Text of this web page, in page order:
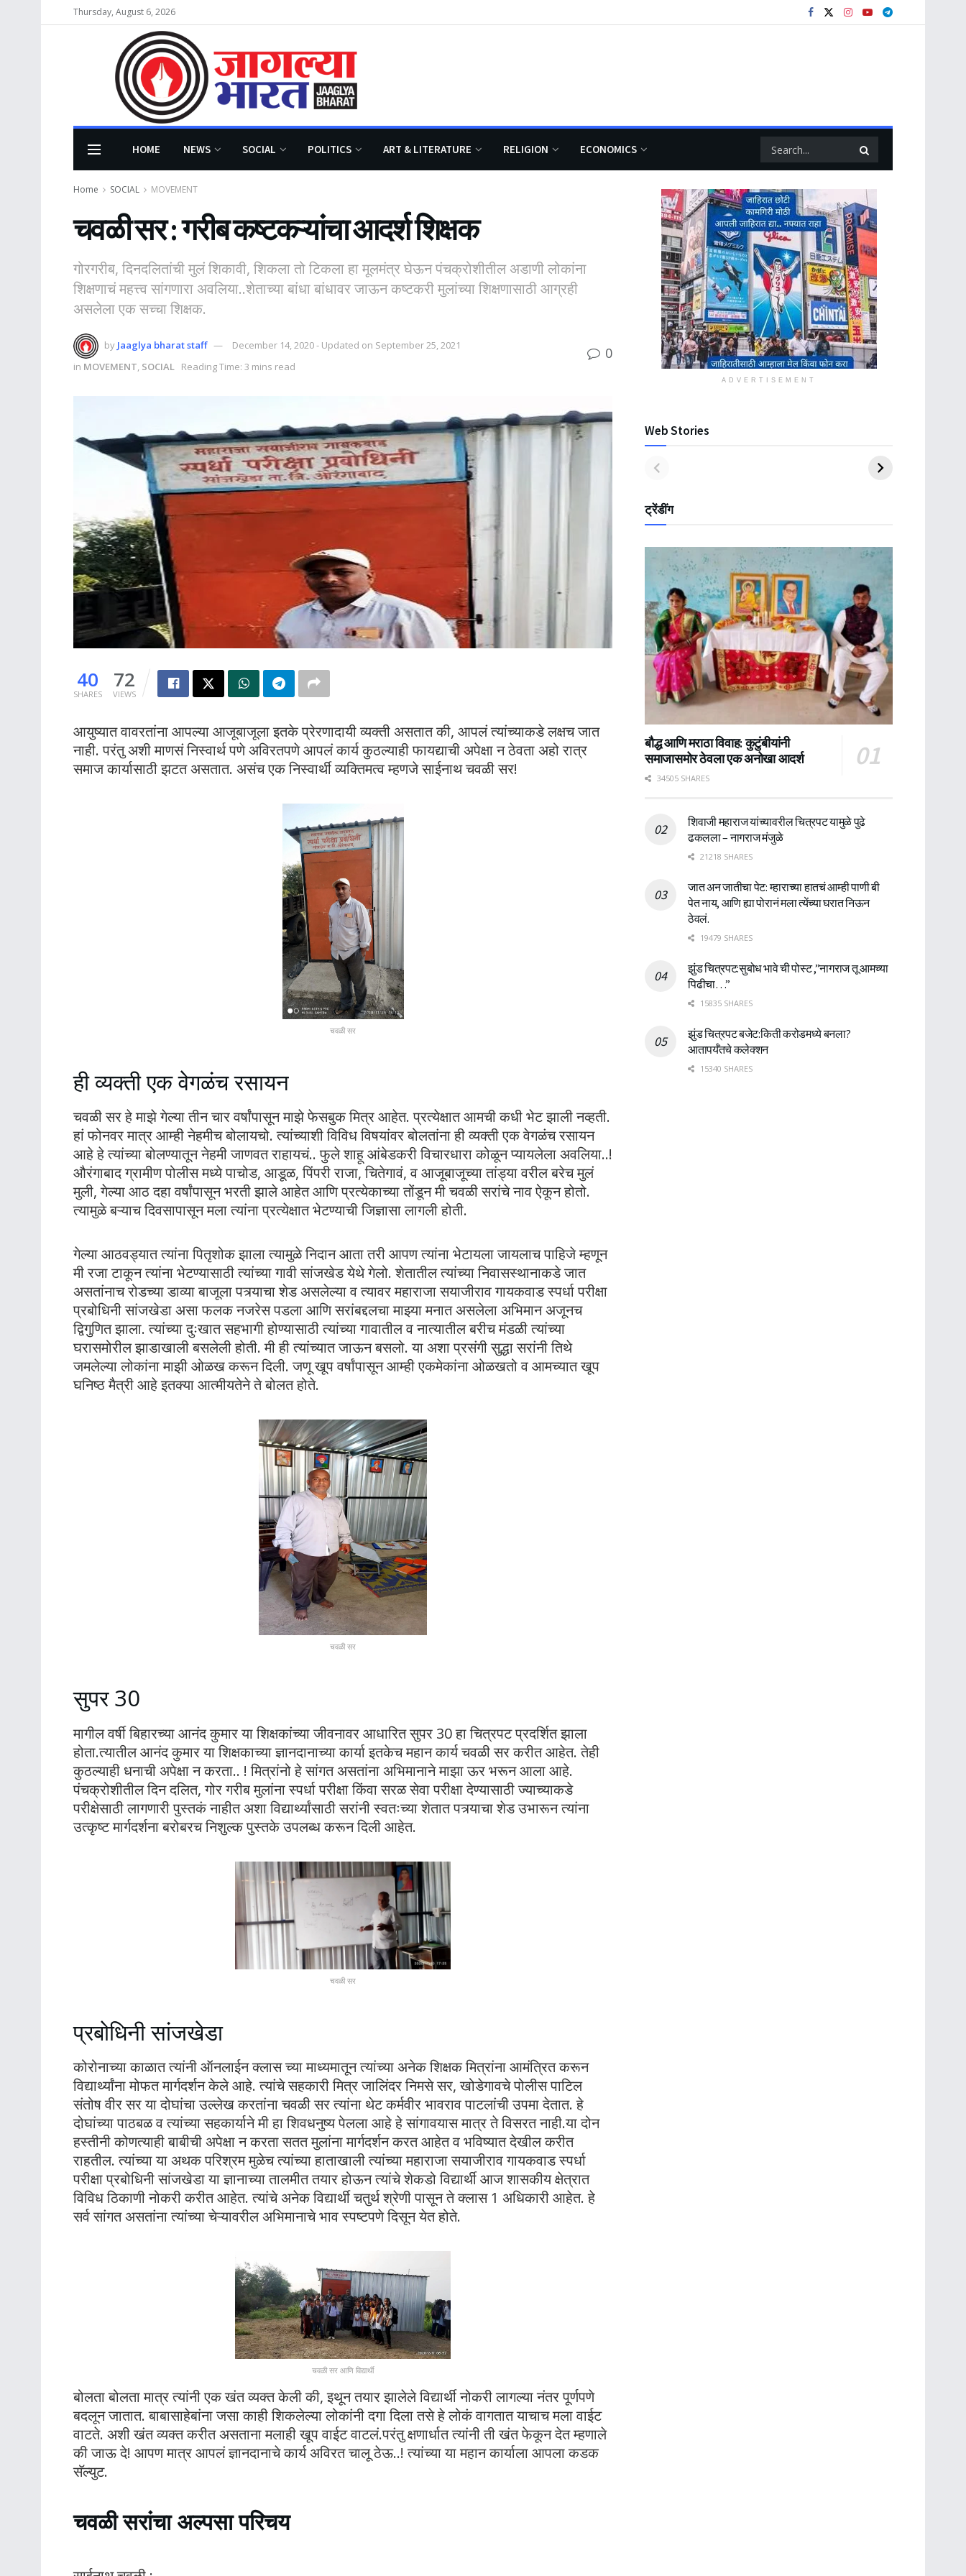
Thursday, August 6, 2026
HOME NEWS SOCIAL POLITICS ART & LITERATURE RELIGION ECONOMICS
Home SOCIAL MOVEMENT
चवळी सर : गरीब कष्टकऱ्यांचा आदर्श शिक्षक
गोरगरीब, दिनदलितांची मुलं शिकावी, शिकला तो टिकला हा मूलमंत्र घेऊन पंचक्रोशीतील अडाणी लोकांना
शिक्षणाचं महत्त्व सांगणारा अवलिया..शेताच्या बांधा बांधावर जाऊन कष्टकरी मुलांच्या शिक्षणासाठी आग्रही
असलेला एक सच्चा शिक्षक.
by Jaaglya bharat staff
December 14, 2020 - Updated on September 25, 2021
in MOVEMENT, SOCIAL Reading Time: 3 mins read
0
40
SHARES
72
VIEWS
आयुष्यात वावरतांना आपल्या आजूबाजूला इतके प्रेरणादायी व्यक्ती असतात की, आपलं त्यांच्याकडे लक्षच जात
नाही. परंतु अशी माणसं निस्वार्थ पणे अविरतपणे आपलं कार्य कुठल्याही फायद्याची अपेक्षा न ठेवता अहो रात्र
समाज कार्यासाठी झटत असतात. असंच एक निस्वार्थी व्यक्तिमत्व म्हणजे साईनाथ चवळी सर!
चवळी सर
ही व्यक्ती एक वेगळंच रसायन
चवळी सर हे माझे गेल्या तीन चार वर्षांपासून माझे फेसबुक मित्र आहेत. प्रत्येक्षात आमची कधी भेट झाली नव्हती.
हां फोनवर मात्र आम्ही नेहमीच बोलायचो. त्यांच्याशी विविध विषयांवर बोलतांना ही व्यक्ती एक वेगळंच रसायन
आहे हे त्यांच्या बोलण्यातून नेहमी जाणवत राहायचं.. फुले शाहू आंबेडकरी विचारधारा कोळून प्यायलेला अवलिया..!
औरंगाबाद ग्रामीण पोलीस मध्ये पाचोड, आडूळ, पिंपरी राजा, चितेगावं, व आजूबाजूच्या तांड्या वरील बरेच मुलं
मुली, गेल्या आठ दहा वर्षांपासून भरती झाले आहेत आणि प्रत्येकाच्या तोंडून मी चवळी सरांचे नाव ऐकून होतो.
त्यामुळे बऱ्याच दिवसापासून मला त्यांना प्रत्येक्षात भेटण्याची जिज्ञासा लागली होती.
गेल्या आठवड्यात त्यांना पितृशोक झाला त्यामुळे निदान आता तरी आपण त्यांना भेटायला जायलाच पाहिजे म्हणून
मी रजा टाकून त्यांना भेटण्यासाठी त्यांच्या गावी सांजखेड येथे गेलो. शेतातील त्यांच्या निवासस्थानाकडे जात
असतांनाच रोडच्या डाव्या बाजूला पत्र्याचा शेड असलेल्या व त्यावर महाराजा सयाजीराव गायकवाड स्पर्धा परीक्षा
प्रबोधिनी सांजखेडा असा फलक नजरेस पडला आणि सरांबद्दलचा माझ्या मनात असलेला अभिमान अजूनच
द्विगुणित झाला. त्यांच्या दुःखात सहभागी होण्यासाठी त्यांच्या गावातील व नात्यातील बरीच मंडळी त्यांच्या
घरासमोरील झाडाखाली बसलेली होती. मी ही त्यांच्यात जाऊन बसलो. या अशा प्रसंगी सुद्धा सरांनी तिथे
जमलेल्या लोकांना माझी ओळख करून दिली. जणू खूप वर्षांपासून आम्ही एकमेकांना ओळखतो व आमच्यात खूप
घनिष्ठ मैत्री आहे इतक्या आत्मीयतेने ते बोलत होते.
चवळी सर
सुपर 30
मागील वर्षी बिहारच्या आनंद कुमार या शिक्षकांच्या जीवनावर आधारित सुपर 30 हा चित्रपट प्रदर्शित झाला
होता.त्यातील आनंद कुमार या शिक्षकाच्या ज्ञानदानाच्या कार्या इतकेच महान कार्य चवळी सर करीत आहेत. तेही
कुठल्याही धनाची अपेक्षा न करता.. ! मित्रांनो हे सांगत असतांना अभिमानाने माझा ऊर भरून आला आहे.
पंचक्रोशीतील दिन दलित, गोर गरीब मुलांना स्पर्धा परीक्षा किंवा सरळ सेवा परीक्षा देण्यासाठी ज्याच्याकडे
परीक्षेसाठी लागणारी पुस्तकं नाहीत अशा विद्यार्थ्यांसाठी सरांनी स्वतःच्या शेतात पत्र्याचा शेड उभारून त्यांना
उत्कृष्ट मार्गदर्शना बरोबरच निशुल्क पुस्तके उपलब्ध करून दिली आहेत.
चवळी सर
प्रबोधिनी सांजखेडा
कोरोनाच्या काळात त्यांनी ऑनलाईन क्लास च्या माध्यमातून त्यांच्या अनेक शिक्षक मित्रांना आमंत्रित करून
विद्यार्थ्यांना मोफत मार्गदर्शन केले आहे. त्यांचे सहकारी मित्र जालिंदर निमसे सर, खोडेगावचे पोलीस पाटिल
संतोष वीर सर या दोघांचा उल्लेख करतांना चवळी सर त्यांना थेट कर्मवीर भावराव पाटलांची उपमा देतात. हे
दोघांच्या पाठबळ व त्यांच्या सहकार्याने मी हा शिवधनुष्य पेलला आहे हे सांगावयास मात्र ते विसरत नाही.या दोन
हस्तीनी कोणत्याही बाबीची अपेक्षा न करता सतत मुलांना मार्गदर्शन करत आहेत व भविष्यात देखील करीत
राहतील. त्यांच्या या अथक परिश्रम मुळेच त्यांच्या हाताखाली त्यांच्या महाराजा सयाजीराव गायकवाड स्पर्धा
परीक्षा प्रबोधिनी सांजखेडा या ज्ञानाच्या तालमीत तयार होऊन त्यांचे शेकडो विद्यार्थी आज शासकीय क्षेत्रात
विविध ठिकाणी नोकरी करीत आहेत. त्यांचे अनेक विद्यार्थी चतुर्थ श्रेणी पासून ते क्लास 1 अधिकारी आहेत. हे
सर्व सांगत असतांना त्यांच्या चेऱ्यावरील अभिमानाचे भाव स्पष्टपणे दिसून येत होते.
चवळी सर आणि विद्यार्थी
बोलता बोलता मात्र त्यांनी एक खंत व्यक्त केली की, इथून तयार झालेले विद्यार्थी नोकरी लागल्या नंतर पूर्णपणे
बदलून जातात. बाबासाहेबांना जसा काही शिकलेल्या लोकांनी दगा दिला तसे हे लोकं वागतात याचाच मला वाईट
वाटते. अशी खंत व्यक्त करीत असताना मलाही खूप वाईट वाटलं.परंतु क्षणार्धात त्यांनी ती खंत फेकून देत म्हणाले
की जाऊ दे! आपण मात्र आपलं ज्ञानदानाचे कार्य अविरत चालू ठेऊ..! त्यांच्या या महान कार्याला आपला कडक
सॅल्युट.
चवळी सरांचा अल्पसा परिचय
ADVERTISEMENT
Web Stories
ट्रेंडींग
बौद्ध आणि मराठा विवाह: कुटुंबीयांनी
समाजासमोर ठेवला एक अनोखा आदर्श
34505 SHARES
शिवाजी महाराज यांच्यावरील चित्रपट यामुळे पुढे
ढकलला – नागराज मंजुळे
21218 SHARES
जात अन जातीचा पेट: म्हाराच्या हातचं आम्ही पाणी बी
पेत नाय, आणि ह्या पोरानं मला त्येंच्या घरात निऊन
ठेवलं.
19479 SHARES
झुंड चित्रपट:सुबोध भावे ची पोस्ट ,”नागराज तू आमच्या
पिढीचा…”
15835 SHARES
झुंड चित्रपट बजेट:किती करोडमध्ये बनला?
आतापर्यँतचे कलेक्शन
15340 SHARES